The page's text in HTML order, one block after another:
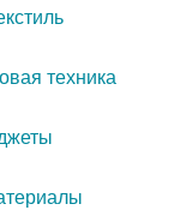
техника